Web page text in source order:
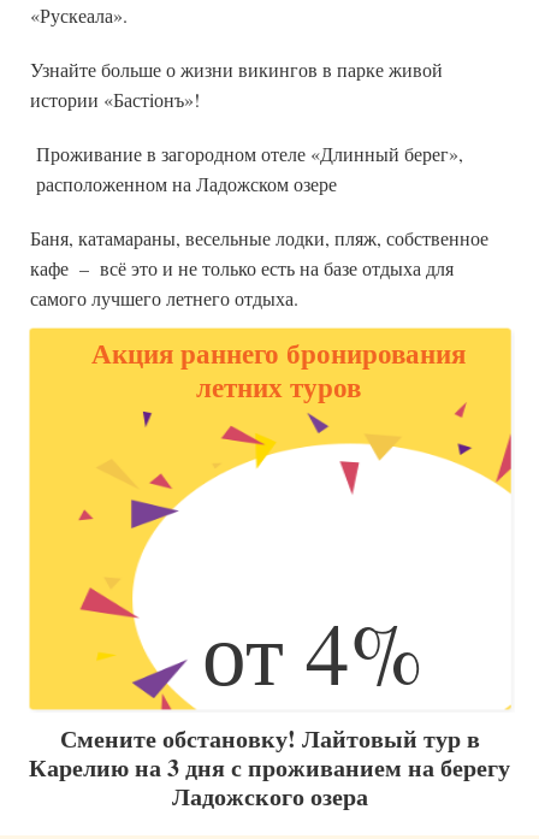
«Рускеала».
Узнайте больше о жизни викингов в парке живой
истории «Бастiонъ»!
Проживание в загородном отеле «Длинный берег»,
расположенном на Ладожском озере
Баня, катамараны, весельные лодки, пляж, собственное
кафе – всё это и не только есть на базе отдыха для
самого лучшего летнего отдыха.
Акция раннего бронирования
летних туров
от 4%
Смените обстановку! Лайтовый тур в
Карелию на 3 дня с проживанием на берегу
Ладожского озера